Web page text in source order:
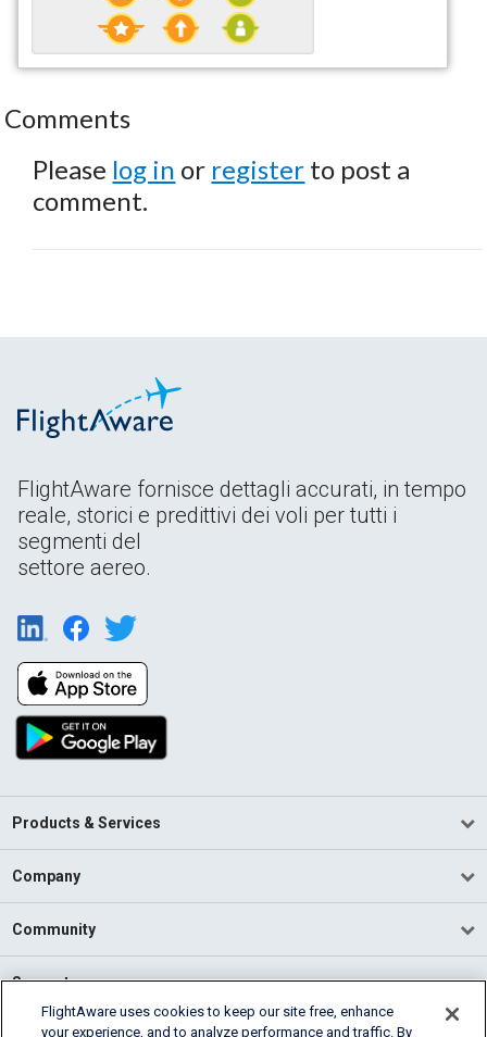
Comments
Please log in or register to post a
comment.
FlightAware fornisce dettagli accurati, in tempo
reale, storici e predittivi dei voli per tutti i
segmenti del
settore aereo.
Products & Services
Company
Community
Support
FlightAware uses cookies to keep our site free, enhance
your experience, and to analyze performance and traffic. By